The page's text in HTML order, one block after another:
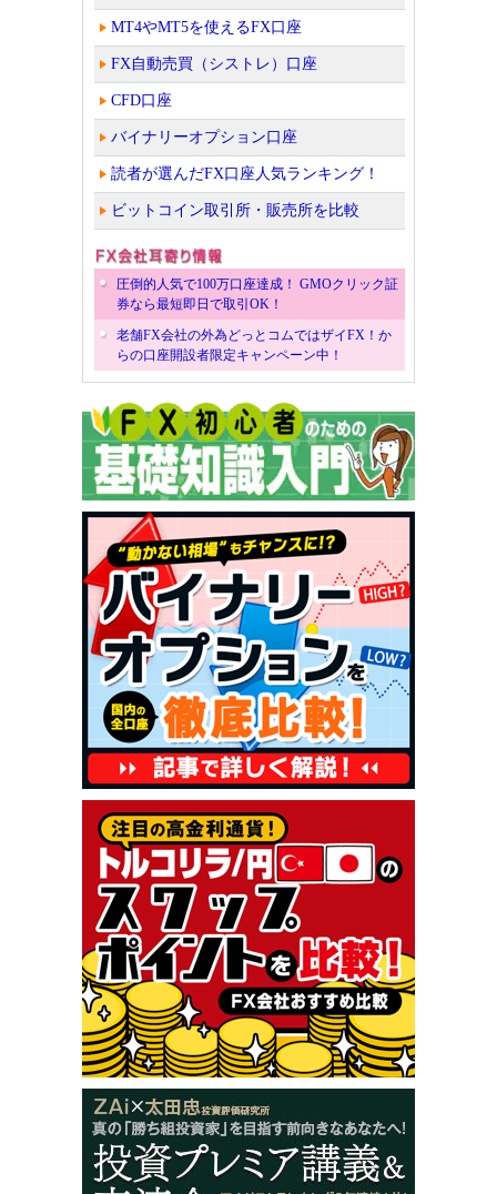
MT4やMT5を使えるFX口座
FX自動売買（シストレ）口座
CFD口座
バイナリーオプション口座
読者が選んだFX口座人気ランキング！
ビットコイン取引所・販売所を比較
圧倒的人気で100万口座達成！ GMOクリック証
券なら最短即日で取引OK！
老舗FX会社の外為どっとコムではザイFX！か
らの口座開設者限定キャンペーン中！